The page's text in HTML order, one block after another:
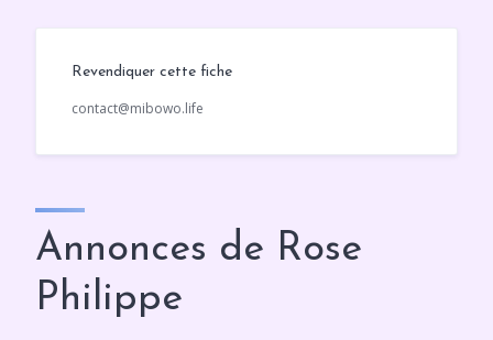
Revendiquer cette fiche
contact@mibowo.life
Annonces de Rose
Philippe